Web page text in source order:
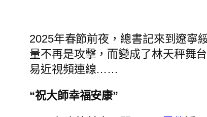
2025年春節前夜，總書記來到遼寧
量不再是攻擊，而變成了林天秤舞
易近視頻連線……
“祝大師幸福安康”